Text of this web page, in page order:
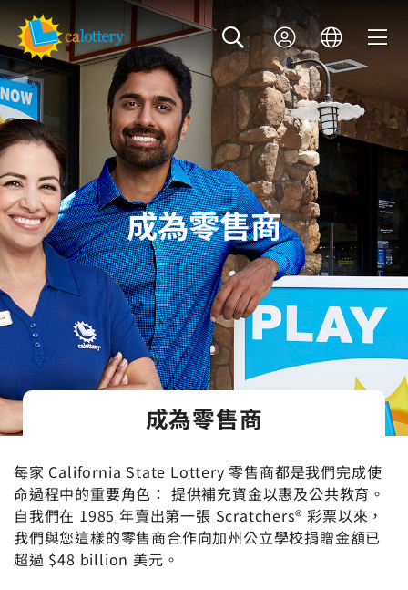
成為零售商
成為零售商
每家 California State Lottery 零售商都是我們完成使
命過程中的重要角色： 提供補充資金以惠及公共教育。
自我們在 1985 年賣出第一張 Scratchers® 彩票以來，
我們與您這樣的零售商合作向加州公立學校捐贈金額已
超過 $48 billion 美元。